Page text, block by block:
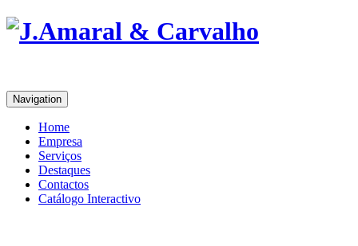
Navigation
Home
Empresa
Serviços
Destaques
Contactos
Catálogo Interactivo